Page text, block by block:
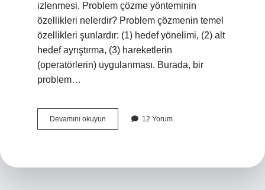
izlenmesi. Problem çözme yönteminin
özellikleri nelerdir? Problem çözmenin temel
özellikleri şunlardır: (1) hedef yönelimi, (2) alt
hedef ayrıştırma, (3) hareketlerin
(operatörlerin) uygulanması. Burada, bir
problem…
Devamını okuyun Problem
Çözme
12 Yorum